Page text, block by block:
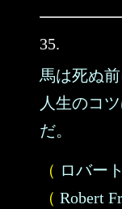
35.
馬は死ぬ
人生のコ
だ。
（ ロバー
（ Robert